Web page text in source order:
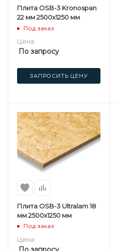
Плита OSB-3 Kronospan
22 мм 2500х1250 мм
Под заказ
Цена:
По запросу
ЗАПРОСИТЬ ЦЕНУ
Плита OSB-3 Ultralam 18
мм 2500х1250 мм
Под заказ
Цена: